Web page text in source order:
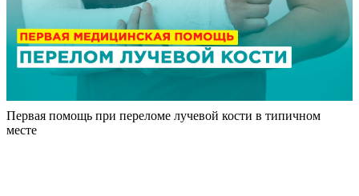
Первая помощь при переломе лучевой кости в типичном
месте